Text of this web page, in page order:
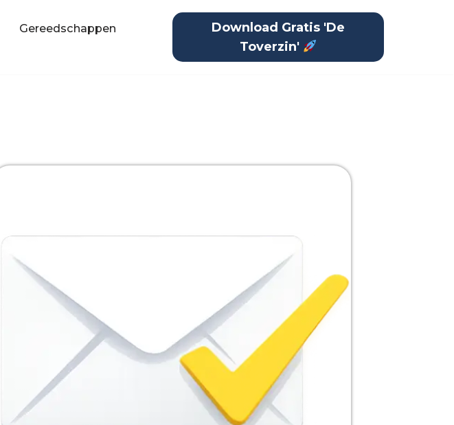
Gereedschappen
Download Gratis 'De
Toverzin'